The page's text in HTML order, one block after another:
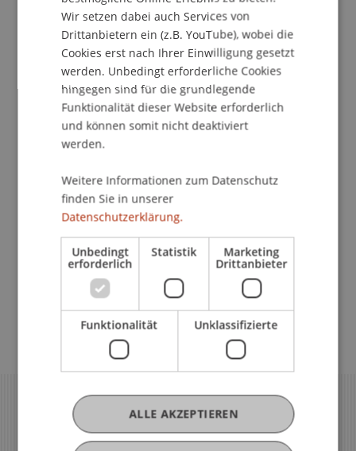
für den Newsletter an.
Die aktuellen Angebote findest du hier:
Weiterbildung Uni Liechtenstein
Zugang zu unseren
Projekt Neptun
Brands for Alumni
Wir setzen dabei auch Services von
Drittanbietern ein (z.B. YouTube), wobei die
Cookies erst nach Ihrer Einwilligung gesetzt
werden. Unbedingt erforderliche Cookies
hingegen sind für die grundlegende
Funktionalität dieser Website erforderlich
und können somit nicht deaktiviert
werden.
Weitere Informationen zum Datenschutz
finden Sie in unserer
Datenschutzerklärung.
Unbedingt
erforderlich
Statistik Marketing
Drittanbieter
Funktionalität Unklassifizierte
ALLE AKZEPTIEREN